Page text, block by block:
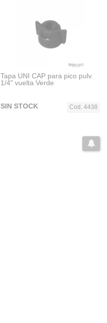
Tapa UNI CAP para pico pulv.
1/4" vuelta Verde
Cod. 4438
SIN STOCK